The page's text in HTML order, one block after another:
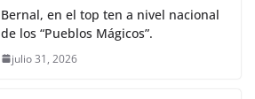
Bernal, en el top ten a nivel nacional
de los “Pueblos Mágicos”.
julio 31, 2026